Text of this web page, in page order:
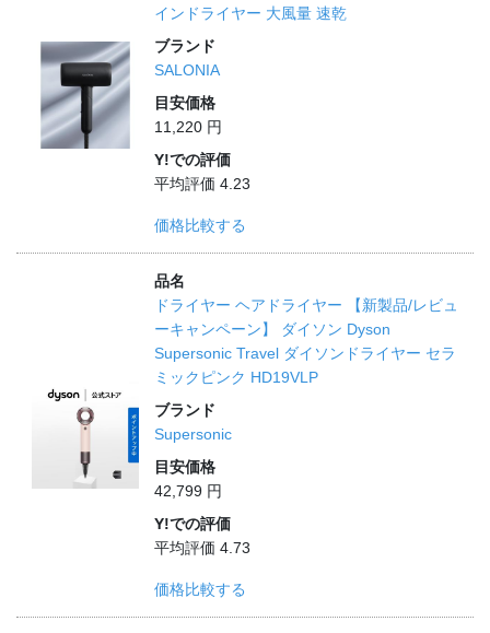
インドライヤー 大風量 速乾
ブランド
SALONIA
目安価格
11,220 円
Y!での評価
平均評価 4.23
価格比較する
品名
ドライヤー ヘアドライヤー 【新製品/レビュ
ーキャンペーン】 ダイソン Dyson
Supersonic Travel ダイソンドライヤー セラ
ミックピンク HD19VLP
ブランド
Supersonic
目安価格
42,799 円
Y!での評価
平均評価 4.73
価格比較する